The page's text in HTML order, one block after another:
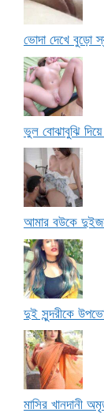
ভোদা দেখে বুড়ো
ভুল বোঝাবুঝি দিয়ে
আমার বউকে
দুই সুন্দরীকে
মাসির খানদানী